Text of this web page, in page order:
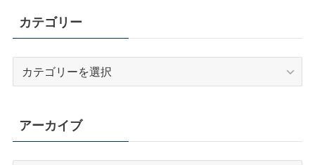
カテゴリー
ー
アーカイブ